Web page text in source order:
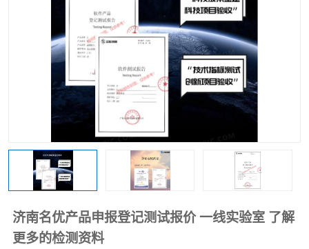
济南名优产品申报登记测试报价 一线实验室 了解
更多的检测资料